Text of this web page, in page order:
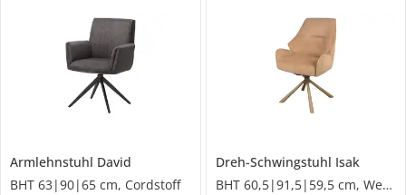
Armlehnstuhl David
BHT 63|90|65 cm, Cordstoff
Dreh-Schwingstuhl Isak
BHT 60,5|91,5|59,5 cm, Webstoff